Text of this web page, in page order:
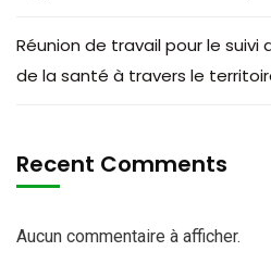
Réunion de travail pour le
de la santé à travers le
Recent Comments
Aucun commentaire à afficher.